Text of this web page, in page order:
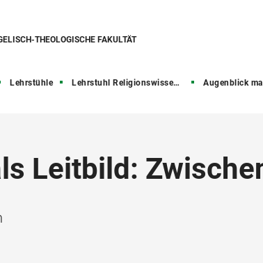
THEOLOGISCHE FAKULTÄT
Lehrstühle Lehrstuhl Religionswissenschaft und Religionsgeschichte Augenblick
Leitbild: